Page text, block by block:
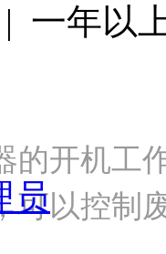
一年以
的开机工
可以控
员